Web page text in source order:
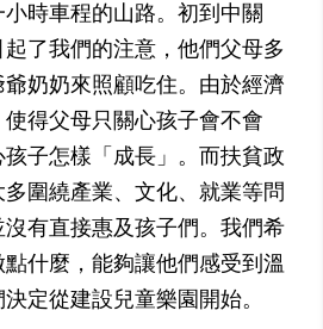
時車程的山路。初到中關
了我們的注意，他們父母多
奶奶來照顧吃住。由於經濟
得父母只關心孩子會不會
孩子怎樣「成長」。而扶貧政
圍繞產業、文化、就業等問
有直接惠及孩子們。我們希
什麼，能夠讓他們感受到溫
定從建設兒童樂園開始。